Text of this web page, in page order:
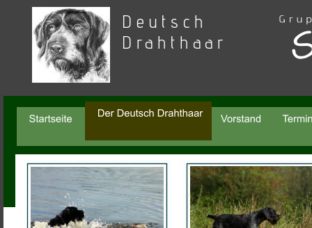
Deutsch
Drahthaar